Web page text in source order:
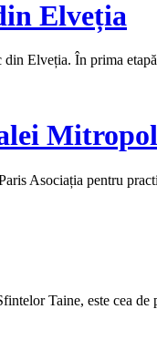
Elveția
Elveția. În prima
Asociația pentru
Taine, este cea de